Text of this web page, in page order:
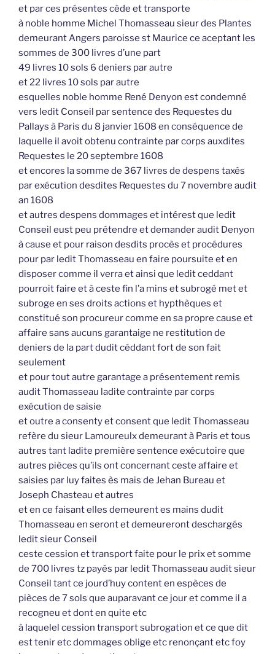
et par ces présentes cède et transporte
à noble homme Michel Thomasseau sieur des Plantes
demeurant Angers paroisse st Maurice ce aceptant les
sommes de 300 livres d’une part
49 livres 10 sols 6 deniers par autre
et 22 livres 10 sols par autre
esquelles noble homme René Denyon est condemné
vers ledit Conseil par sentence des Requestes du
Pallays à Paris du 8 janvier 1608 en conséquence de
laquelle il avoit obtenu contrainte par corps auxdites
Requestes le 20 septembre 1608
et encores la somme de 367 livres de despens taxés
par exécution desdites Requestes du 7 novembre audit
an 1608
et autres despens dommages et intérest que ledit
Conseil eust peu prétendre et demander audit Denyon
à cause et pour raison desdits procès et procédures
pour par ledit Thomasseau en faire poursuite et en
disposer comme il verra et ainsi que ledit ceddant
pourroit faire et à ceste fin l’a mins et subrogé met et
subroge en ses droits actions et hypthèques et
constitué son procureur comme en sa propre cause et
affaire sans aucuns garantaige ne restitution de
deniers de la part dudit céddant fort de son fait
seulement
et pour tout autre garantage a présentement remis
audit Thomasseau ladite contrainte par corps
exécution de saisie
et outre a consenty et consent que ledit Thomasseau
refère du sieur Lamoureulx demeurant à Paris et tous
autres tant ladite première sentence exécutoire que
autres pièces qu’ils ont concernant ceste affaire et
saisies par luy faites ès mais de Jehan Bureau et
Joseph Chasteau et autres
et en ce faisant elles demeurent es mains dudit
Thomasseau en seront et demeureront deschargés
ledit sieur Conseil
ceste cession et transport faite pour le prix et somme
de 700 livres tz payés par ledit Thomasseau audit sieur
Conseil tant ce jourd’huy content en espèces de
pièces de 7 sols que auparavant ce jour et comme il a
recogneu et dont en quite etc
à laquelel cession transport subrogation et ce que dit
est tenir etc dommages oblige etc renonçant etc foy